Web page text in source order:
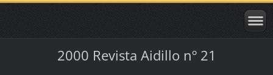
2000 Revista Aidillo nº 21